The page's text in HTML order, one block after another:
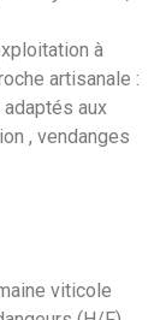
à
artisanale :
aux
, vendanges
viticole